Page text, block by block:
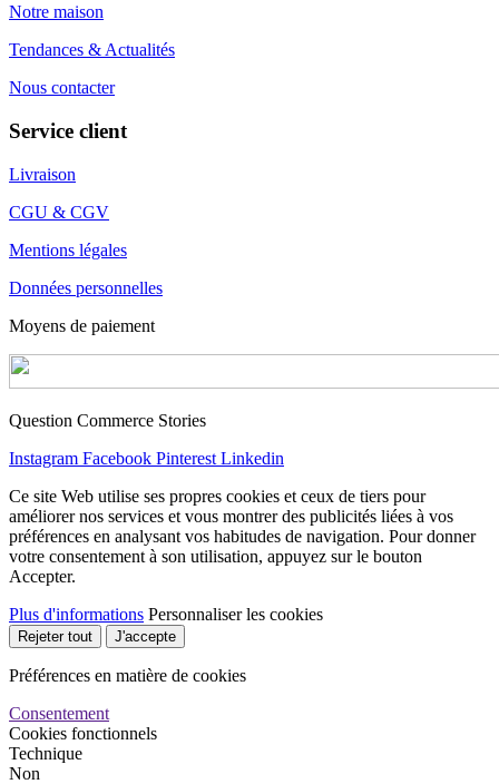
Notre maison
Tendances & Actualités
Nous contacter
Service client
Livraison
CGU & CGV
Mentions légales
Données personnelles
Moyens de paiement
Question Commerce Stories
Instagram Facebook Pinterest Linkedin
Ce site Web utilise ses propres cookies et ceux de tiers pour
améliorer nos services et vous montrer des publicités liées à vos
préférences en analysant vos habitudes de navigation. Pour donner
votre consentement à son utilisation, appuyez sur le bouton
Accepter.
Plus d'informations Personnaliser les cookies
Rejeter tout J'accepte
Préférences en matière de cookies
Consentement
Cookies fonctionnels
Technique
Non